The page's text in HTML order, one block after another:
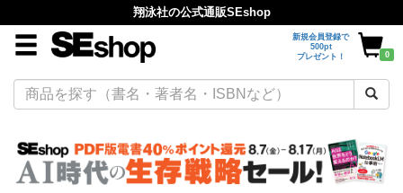
翔泳社の公式通販SEshop
新規会員登録で
500pt
プレゼント！
0